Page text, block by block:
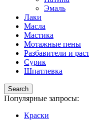
Эмаль
Лаки
Масла
Мастика
Мотажные пены
Разбавители и
Сурик
Шпатлевка
Search
Популярные запросы:
Краски